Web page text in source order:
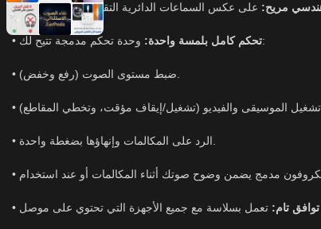
• مريح:
• تحكم كامل بلمسة واحدة:وحدة تحكم مدمجة تتيح لك:
•
• توافق تام: